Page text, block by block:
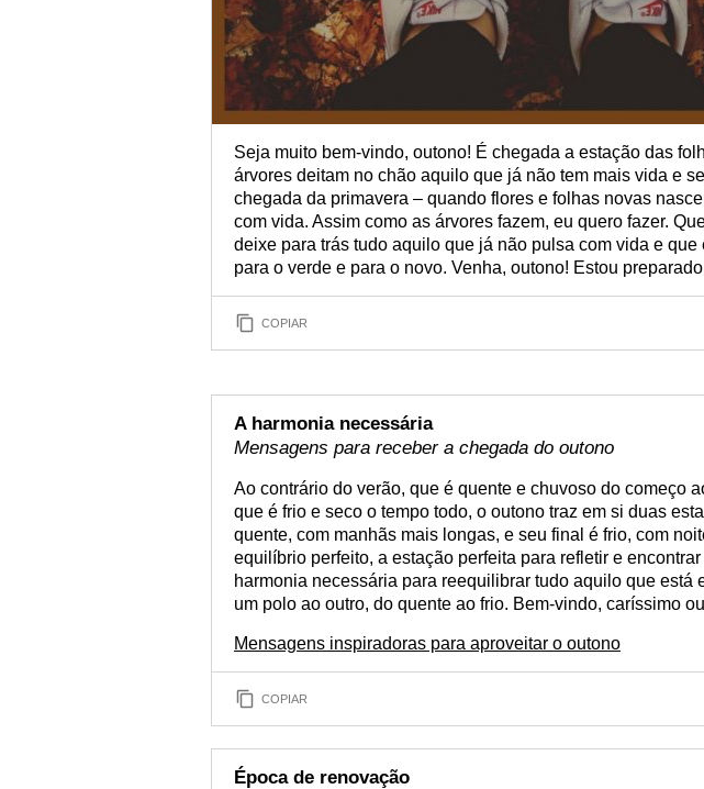
Seja muito bem-vindo, outono! É chegada a estação das
árvores deitam no chão aquilo que já não tem mais vida e
chegada da primavera – quando flores e folhas novas
com vida. Assim como as árvores fazem, eu quero fazer.
deixe para trás tudo aquilo que já não pulsa com vida e
para o verde e para o novo. Venha, outono! Estou
COPIAR
A harmonia necessária
Mensagens para receber a chegada do outono
Ao contrário do verão, que é quente e chuvoso do começo
que é frio e seco o tempo todo, o outono traz em si duas
quente, com manhãs mais longas, e seu final é frio, com
equilíbrio perfeito, a estação perfeita para refletir e
harmonia necessária para reequilibrar tudo aquilo que está
um polo ao outro, do quente ao frio. Bem-vindo, caríssimo
Mensagens inspiradoras para aproveitar o outono
COPIAR
Época de renovação